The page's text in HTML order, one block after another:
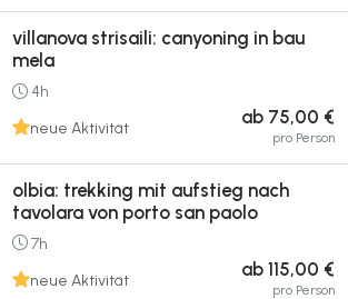
villanova strisaili: canyoning in bau
mela
4h
neue Aktivität
ab 75,00 €
pro Person
olbia: trekking mit aufstieg nach
tavolara von porto san paolo
7h
neue Aktivität
ab 115,00 €
pro Person